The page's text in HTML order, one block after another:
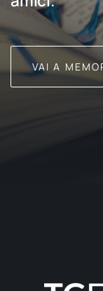
VAI A